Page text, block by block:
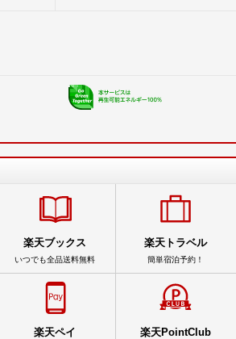
楽天ブックス
いつでも全品送料無料
楽天トラベル
簡単宿泊予約！
楽天ペイ 楽天PointClub